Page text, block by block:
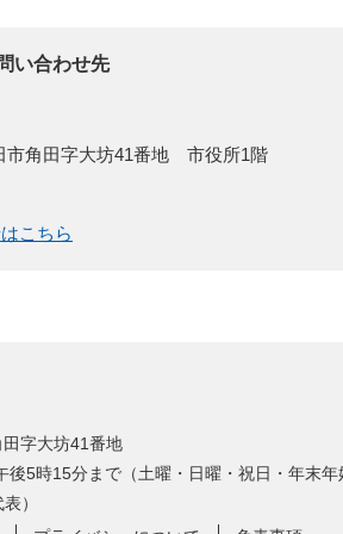
い合わせ先
市角田字大坊41番地 市役所1階
こちら
字大坊41番地
5時15分まで（土曜・日曜・祝日・年末年
）